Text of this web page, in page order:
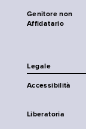
Genitore non
Affidatario
Legale
Accessibilità
Liberatoria